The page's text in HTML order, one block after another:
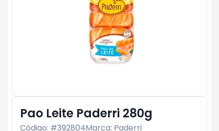
Pao Leite Paderri 280g
Código: #392804Marca: Paderri